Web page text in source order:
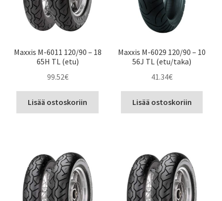
Maxxis M-6011 120/90 – 18
65H TL (etu)
99.52€
Lisää ostoskoriin
Maxxis M-6029 120/90 – 10
56J TL (etu/taka)
41.34€
Lisää ostoskoriin